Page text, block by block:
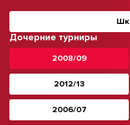
Дочерние турниры
2008/09
2012/13
2006/07